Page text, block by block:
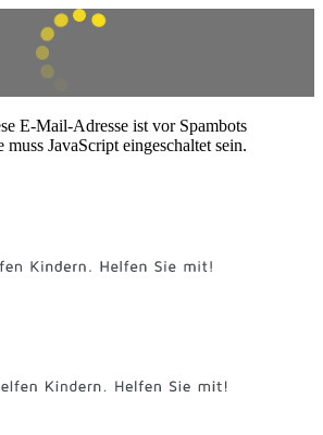
E-Mail-Adresse ist vor Spambots
JavaScript eingeschaltet sein.